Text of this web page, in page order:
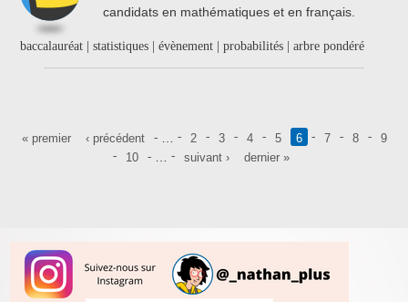
candidats en mathématiques et en français.
baccalauréat | statistiques | évènement | probabilités | arbre pondéré
Pages
« premier ‹ précédent 2 3 4 5 6 7 8
9
10
suivant › dernier »